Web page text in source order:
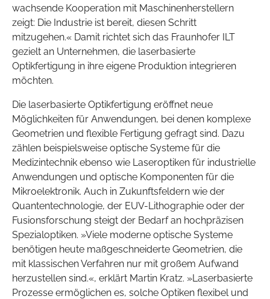
wachsende Kooperation mit Maschinenherstellern
zeigt: Die Industrie ist bereit, diesen Schritt
mitzugehen.« Damit richtet sich das Fraunhofer ILT
gezielt an Unternehmen, die laserbasierte
Optikfertigung in ihre eigene Produktion integrieren
möchten.
Die laserbasierte Optikfertigung eröffnet neue
Möglichkeiten für Anwendungen, bei denen komplexe
Geometrien und flexible Fertigung gefragt sind. Dazu
zählen beispielsweise optische Systeme für die
Medizintechnik ebenso wie Laseroptiken für industrielle
Anwendungen und optische Komponenten für die
Mikroelektronik. Auch in Zukunftsfeldern wie der
Quantentechnologie, der EUV-Lithographie oder der
Fusionsforschung steigt der Bedarf an hochpräzisen
Spezialoptiken. »Viele moderne optische Systeme
benötigen heute maßgeschneiderte Geometrien, die
mit klassischen Verfahren nur mit großem Aufwand
herzustellen sind.«, erklärt Martin Kratz. »Laserbasierte
Prozesse ermöglichen es, solche Optiken flexibel und